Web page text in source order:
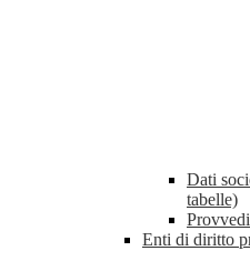
Dati
tabelle)
Enti di diritto